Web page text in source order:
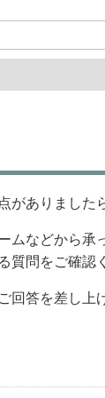
ン
がありました
ムなどから承
質問をご確認
回答を差し上